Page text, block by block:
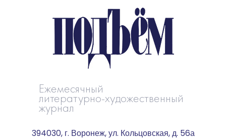
Ежемесячный
литературно-художественный
журнал
394030, г. Воронеж, ул. Кольцовская, д. 56а